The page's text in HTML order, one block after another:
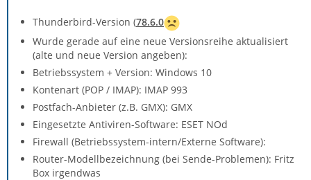
Thunderbird-Version (78.6.0
Wurde gerade auf eine neue Versionsreihe aktualisiert
(alte und neue Version angeben):
Betriebssystem + Version: Windows 10
Kontenart (POP / IMAP): IMAP 993
Postfach-Anbieter (z.B. GMX): GMX
Eingesetzte Antiviren-Software: ESET NOd
Firewall (Betriebssystem-intern/Externe Software):
Router-Modellbezeichnung (bei Sende-Problemen): Fritz
Box irgendwas